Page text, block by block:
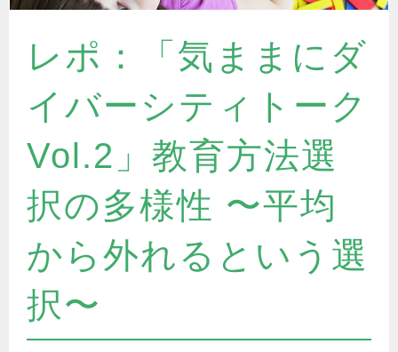
レポ：「気ままにダ
イバーシティトーク
Vol.2」教育方法選
択の多様性 〜平均
から外れるという選
択〜